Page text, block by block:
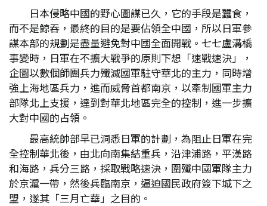
日本侵略中國的野心圖謀已久，它的手段是蠶食，
而不是鯨吞，最終的目的是要佔領全中國，所以日軍參
謀本部的規劃是盡量避免對中國全面開戰。七七盧溝橋
事變時，日軍在不擴大戰爭的原則下想「速戰速決」，
企圖以數個師團兵力殲滅國軍駐守華北的主力，同時增
強上海地區兵力，進而威脅首都南京，以牽制國軍主力
部隊北上支援，達到對華北地區完全的控制，進一步擴
大對中國的占領。
最高統帥部早已洞悉日軍的計劃，為阻止日軍在完
全控制華北後，由北向南集結重兵，沿津浦路，平漢路
和海路，兵分三路，採取戰略速決，圍殲中國軍隊主力
於京滬一帶，然後兵臨南京，逼迫國民政府簽下城下之
盟，遂其「三月亡華」之目的。